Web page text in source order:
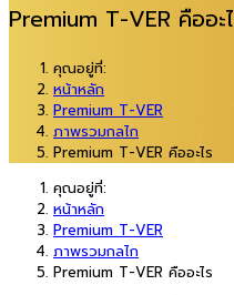
Premium T-VER คืออะ
คุณอยู่ที่:
หน้าหลัก
Premium T-VER
ภาพรวมกลไก
Premium T-VER คืออะไร
คุณอยู่ที่:
หน้าหลัก
Premium T-VER
ภาพรวมกลไก
Premium T-VER คืออะไร